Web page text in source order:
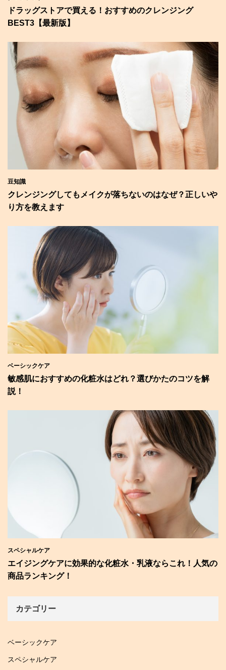
ドラッグストアで買える！おすすめのクレンジング
BEST3【最新版】
豆知識
クレンジングしてもメイクが落ちないのはなぜ？正しいや
り方を教えます
ベーシックケア
敏感肌におすすめの化粧水はどれ？選びかたのコツを解
説！
スペシャルケア
エイジングケアに効果的な化粧水・乳液ならこれ！人気の
商品ランキング！
カテゴリー
ベーシックケア
スペシャルケア